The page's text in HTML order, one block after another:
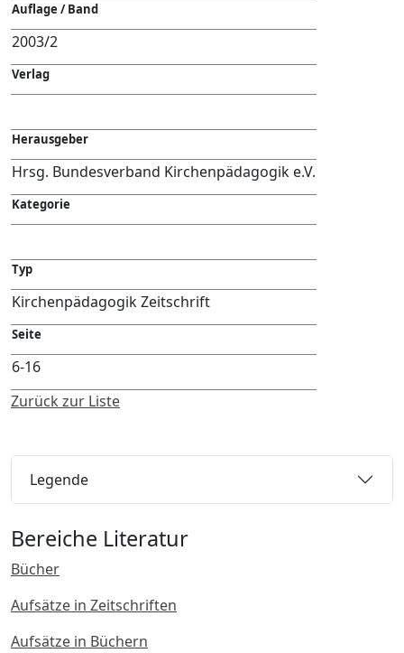
Auflage / Band
2003/2
Verlag
Herausgeber
Hrsg. Bundesverband Kirchenpädagogik e.V.
Kategorie
Typ
Kirchenpädagogik Zeitschrift
Seite
6-16
Zurück zur Liste
Legende
Bereiche Literatur
Bücher
Aufsätze in Zeitschriften
Aufsätze in Büchern